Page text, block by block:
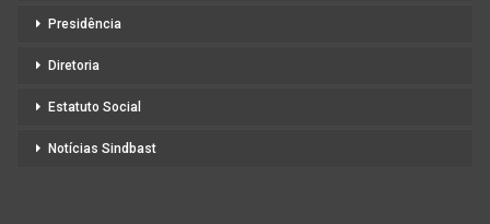
Presidência
Diretoria
Estatuto Social
Notícias Sindbast